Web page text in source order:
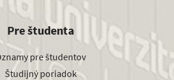
Pre študenta
pre študentov
Študijný poriadok